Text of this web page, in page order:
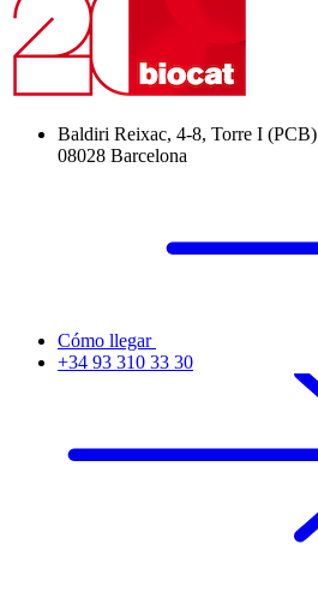
Baldiri Reixac, 4-8, Torre I (PCB)
08028 Barcelona
Cómo llegar
+34 93 310 33 30